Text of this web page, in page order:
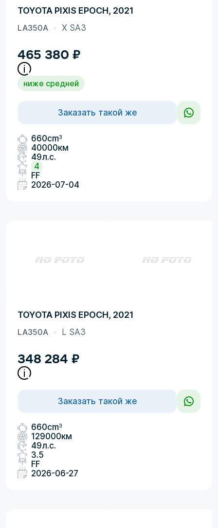
TOYOTA PIXIS EPOCH, 2021
LA350A X SA3
465 380 ₽
ниже средней
Заказать такой же
660cm3
40000км
49л.с.
4
FF
2026-07-04
TOYOTA PIXIS EPOCH, 2021
LA350A L SA3
348 284 ₽
Заказать такой же
660cm3
129000км
49л.с.
3.5
FF
2026-06-27